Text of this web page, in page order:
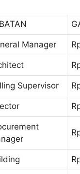
Manager
Supervisor